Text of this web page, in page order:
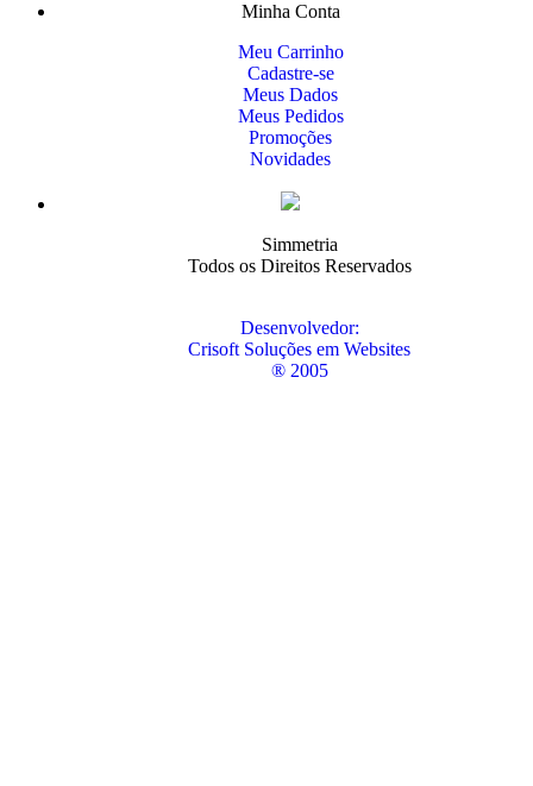
Minha Conta
Meu Carrinho
Cadastre-se
Meus Dados
Meus Pedidos
Promoções
Novidades
Simmetria
Todos os Direitos Reservados
Desenvolvedor:
Crisoft Soluções em Websites
® 2005